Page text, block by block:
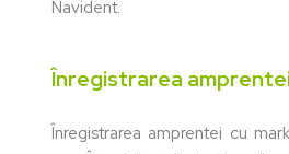
Navident.
Înregistrarea
Înregistrarea amprentei cu